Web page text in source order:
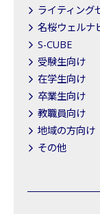
ライティング
名桜ウェルナ
S-CUBE
受験生向け
在学生向け
卒業生向け
教職員向け
地域の方向け
その他